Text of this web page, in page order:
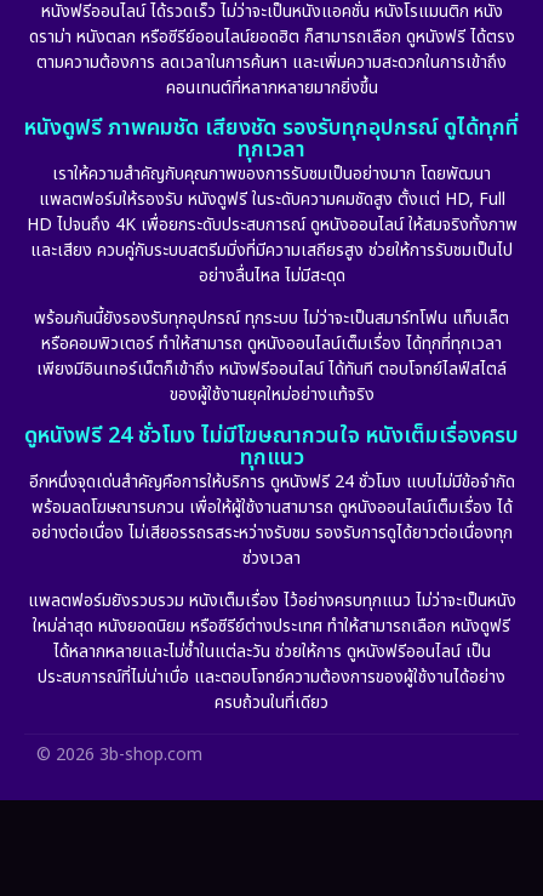
Drama ดราม่า (898)
Dystopian (17)
Emotional (101)
Epic มหากาพย์ (17)
Erotic (10)
Fantasy จินตนาการ (265)
Film
Gothic (6)
HBO GO (11)
HBO Max (2)
Healing
Heist (7)
หนังฟรีออนไลน์ ได้รวดเร็ว ไม่ว่าจะเป็นหนังแอคชั่น หนังโรแมนติก หนัง
ดราม่า หนังตลก หรือซีรีย์ออนไลน์ยอดฮิต ก็สามารถเลือก ดูหนังฟรี ได้ตรง
ตามความต้องการ ลดเวลาในการค้นหา และเพิ่มความสะดวกในการเข้าถึง
คอนเทนต์ที่หลากหลายมากยิ่งขึ้น
หนังดูฟรี ภาพคมชัด เสียงชัด รองรับทุกอุปกรณ์ ดูได้ทุกที่
ทุกเวลา
เราให้ความสำคัญกับคุณภาพของการรับชมเป็นอย่างมาก โดยพัฒนา
แพลตฟอร์มให้รองรับ หนังดูฟรี ในระดับความคมชัดสูง ตั้งแต่ HD, Full
HD ไปจนถึง 4K เพื่อยกระดับประสบการณ์ ดูหนังออนไลน์ ให้สมจริงทั้งภาพ
และเสียง ควบคู่กับระบบสตรีมมิ่งที่มีความเสถียรสูง ช่วยให้การรับชมเป็นไป
อย่างลื่นไหล ไม่มีสะดุด
พร้อมกันนี้ยังรองรับทุกอุปกรณ์ ทุกระบบ ไม่ว่าจะเป็นสมาร์ทโฟน แท็บเล็ต
หรือคอมพิวเตอร์ ทำให้สามารถ ดูหนังออนไลน์เต็มเรื่อง ได้ทุกที่ทุกเวลา
เพียงมีอินเทอร์เน็ตก็เข้าถึง หนังฟรีออนไลน์ ได้ทันที ตอบโจทย์ไลฟ์สไตล์
ของผู้ใช้งานยุคใหม่อย่างแท้จริง
ดูหนังฟรี 24 ชั่วโมง ไม่มีโฆษณากวนใจ หนังเต็มเรื่องครบ
ทุกแนว
อีกหนึ่งจุดเด่นสำคัญคือการให้บริการ ดูหนังฟรี 24 ชั่วโมง แบบไม่มีข้อจำกัด
พร้อมลดโฆษณารบกวน เพื่อให้ผู้ใช้งานสามารถ ดูหนังออนไลน์เต็มเรื่อง ได้
อย่างต่อเนื่อง ไม่เสียอรรถรสระหว่างรับชม รองรับการดูได้ยาวต่อเนื่องทุก
ช่วงเวลา
แพลตฟอร์มยังรวบรวม หนังเต็มเรื่อง ไว้อย่างครบทุกแนว ไม่ว่าจะเป็นหนัง
ใหม่ล่าสุด หนังยอดนิยม หรือซีรีย์ต่างประเทศ ทำให้สามารถเลือก หนังดูฟรี
ได้หลากหลายและไม่ซ้ำในแต่ละวัน ช่วยให้การ ดูหนังฟรีออนไลน์ เป็น
ประสบการณ์ที่ไม่น่าเบื่อ และตอบโจทย์ความต้องการของผู้ใช้งานได้อย่าง
ครบถ้วนในที่เดียว
© 2026 3b-shop.com